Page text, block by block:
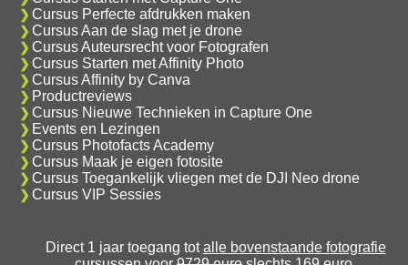
Cursus Perfecte afdrukken maken
Cursus Aan de slag met je drone
Cursus Auteursrecht voor Fotografen
Cursus Starten met Affinity Photo
Cursus Affinity by Canva
Productreviews
Cursus Nieuwe Technieken in Capture One
Events en Lezingen
Cursus Photofacts Academy
Cursus Maak je eigen fotosite
Cursus Toegankelijk vliegen met de DJI Neo drone
Cursus VIP Sessies
Direct 1 jaar toegang totalle bovenstaande fotografie